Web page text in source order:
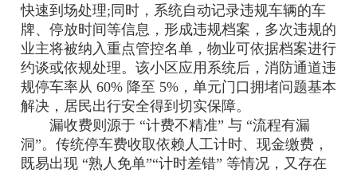
快速到场处理;同时，系统自动记录违规车辆的车
牌、停放时间等信息，形成违规档案，多次违规的
业主将被纳入重点管控名单，物业可依据档案进行
约谈或依规处理。该小区应用系统后，消防通道违
规停车率从 60% 降至 5%，单元门口拥堵问题基本
解决，居民出行安全得到切实保障。
漏收费则源于 “计费不精准” 与 “流程有漏
洞”。传统停车费收取依赖人工计时、现金缴费，
既易出现 “熟人免单”“计时差错” 等情况，又存在